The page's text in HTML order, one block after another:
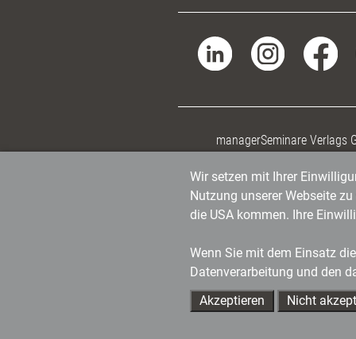
managerSeminare Verlags
Wir setzen mit Ihrer
Nutzung unserer Webseite
die USA kommen. Ihre
Wenn Sie mit dem Einsatz
Datenverarbeitung und den
Akzeptieren
Nicht